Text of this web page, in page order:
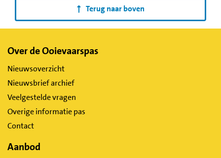
Terug naar boven
Belangrijke
links
Over de Ooievaarspas
Nieuwsoverzicht
Nieuwsbrief archief
Veelgestelde vragen
Overige informatie pas
Contact
Aanbod